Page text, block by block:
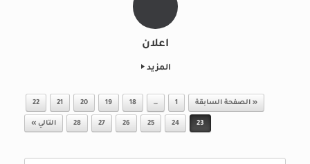
اعلان
المزيد
Post navigation
« الصفحة السابقة 1
…
18
19
20
21
22
23
24
25
26
27
28 التالي »